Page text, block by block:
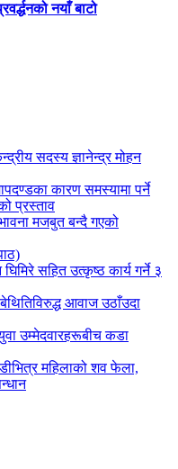
नयाँ बाटो
सदस्य ज्ञानेन्द्र मोहन
कारण समस्यामा पर्ने
प्रस्ताव
मजबुत बन्दै गएको
सहित उत्कृष्ठ कार्य गर्ने ३
आवाज उठाँउदा
उम्मेदवारहरूबीच कडा
महिलाको शव फेला,